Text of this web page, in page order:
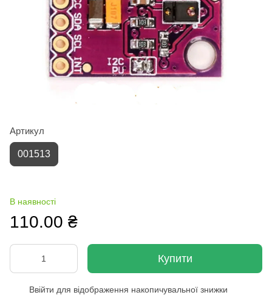
Артикул
001513
В наявності
110.00 ₴
Купити
Ввійти для відображення накопичувальної знижки